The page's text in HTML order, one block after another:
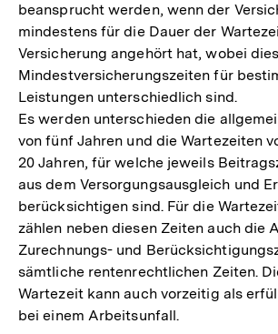
beansprucht werden, wenn der
mindestens für die Dauer der
Versicherung angehört hat, wobei
Mindestversicherungszeiten für
Leistungen unterschiedlich sind.
Es werden unterschieden die
von fünf Jahren und die Wartezeiten
20 Jahren, für welche jeweils
aus dem Versorgungsausgleich und
berücksichtigen sind. Für die
zählen neben diesen Zeiten auch die
Zurechnungs- und
sämtliche rentenrechtlichen Zeiten.
Wartezeit kann auch vorzeitig als
bei einem Arbeitsunfall.